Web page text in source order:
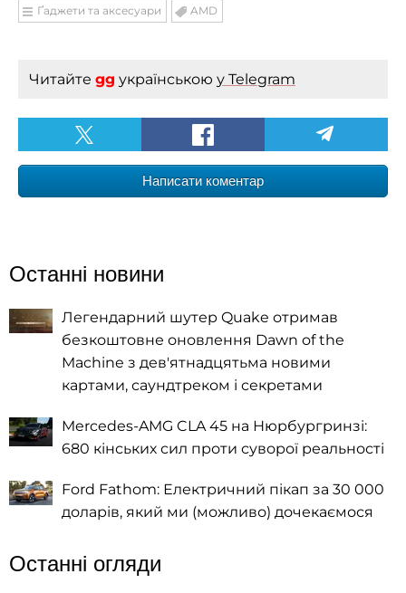
Ґаджети та аксесуари AMD
Читайте gg українською у Telegram
Написати коментар
Останні новини
Легендарний шутер Quake отримав
безкоштовне оновлення Dawn of the
Machine з дев'ятнадцятьма новими
картами, саундтреком і секретами
Mercedes-AMG CLA 45 на Нюрбургринзі:
680 кінських сил проти суворої реальності
Ford Fathom: Електричний пікап за 30 000
доларів, який ми (можливо) дочекаємося
Останні огляди